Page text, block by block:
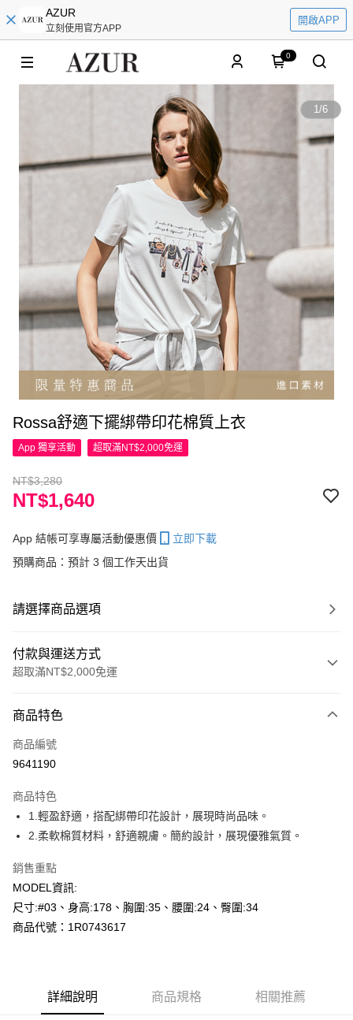
AZUR
立刻使用官方APP
開啟APP
0
1/6
Rossa舒適下擺綁帶印花棉質上衣
App 獨享活動 超取滿NT$2,000免運
NT$3,280
NT$1,640
App 結帳可享專屬活動優惠價
立即下載
預購商品：預計 3 個工作天出貨
請選擇商品選項
付款與運送方式
超取滿NT$2,000免運
信用卡一次付款
超商取貨付款
Apple Pay
悠遊付
Google Pay
全盈+PAY
AFTEE先享後付
便利好安心！
全家--滿2000元免運
商品特色
商品編號
9641190
商品特色
1.輕盈舒適，搭配綁帶印花設計，展現時尚品味。
2.柔軟棉質材料，舒適親膚。簡約設計，展現優雅氣質。
銷售重點
MODEL資訊:
尺寸:#03、身高:178、胸圍:35、腰圍:24、臀圍:34
商品代號：1R0743617
詳細說明 商品規格 相關推薦